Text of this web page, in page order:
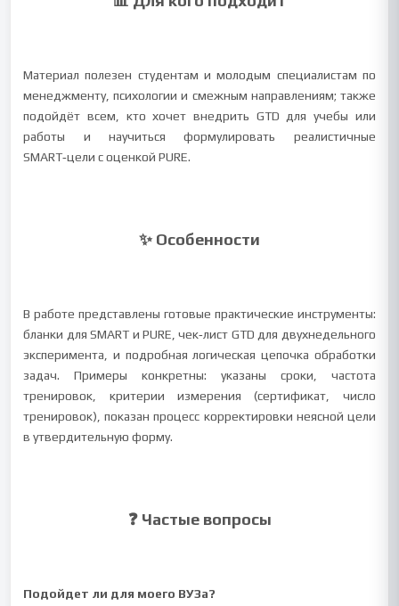
Материал полезен студентам и молодым специалистам по
менеджменту, психологии и смежным направлениям; также
подойдёт всем, кто хочет внедрить GTD для учебы или
работы и научиться формулировать реалистичные
SMART‑цели с оценкой PURE.
✨ Особенности
В работе представлены готовые практические инструменты:
бланки для SMART и PURE, чек‑лист GTD для двухнедельного
эксперимента, и подробная логическая цепочка обработки
задач. Примеры конкретны: указаны сроки, частота
тренировок, критерии измерения (сертификат, число
тренировок), показан процесс корректировки неясной цели
в утвердительную форму.
❓ Частые вопросы
Подойдет ли для моего ВУЗа?